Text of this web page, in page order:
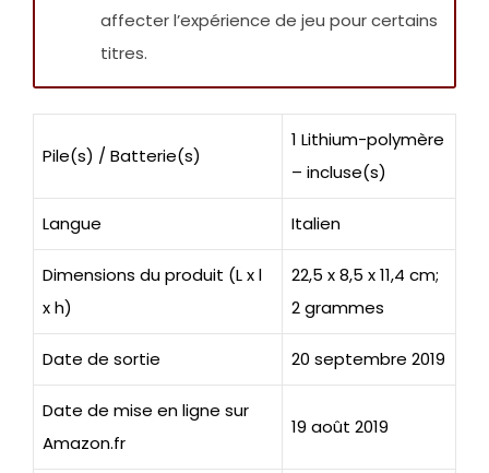
affecter l’expérience de jeu pour certains
titres.
Pile(s) / Batterie(s)
1 Lithium-polymère
– incluse(s)
Langue Italien
Dimensions du produit (L x l
x h)
22,5 x 8,5 x 11,4 cm;
2 grammes
Date de sortie 20 septembre 2019
Date de mise en ligne sur
Amazon.fr
19 août 2019